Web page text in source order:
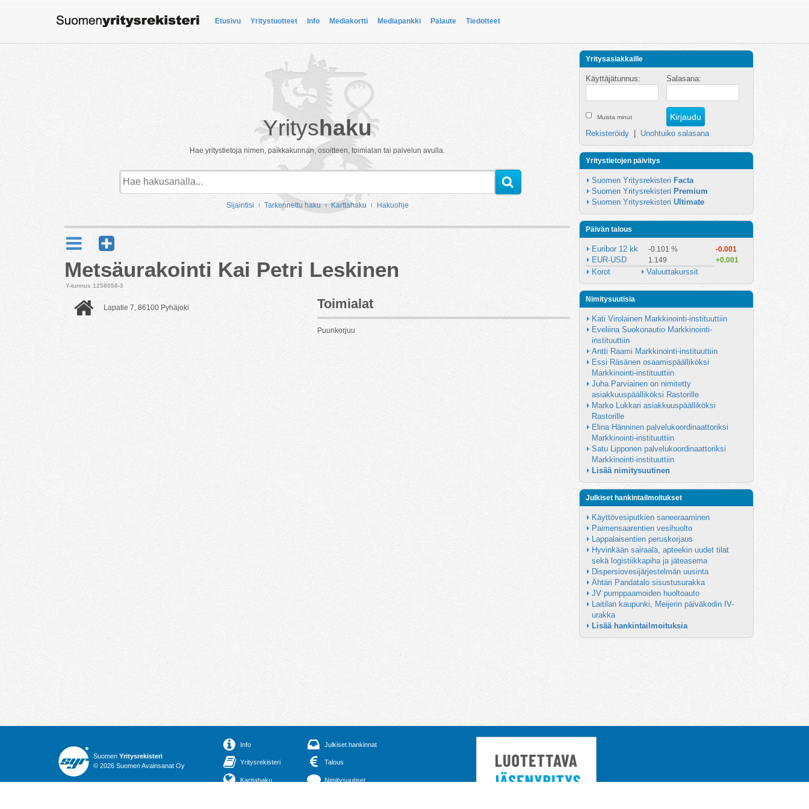
Etusivu Yritystuotteet Info Mediakortti Mediapankki Palaute Tiedotteet
Yrityshaku
Hae yritystietoja nimen, paikkakunnan, osoitteen, toimialan tai palvelun avulla.
Sijaintisi Tarkennettu haku Karttahaku Hakuohje
Metsäurakointi Kai Petri Leskinen
Y-tunnus 1258058-3
Lapatie 7, 86100 Pyhäjoki Toimialat
Puunkorjuu
Yritysasiakkaille
Käyttäjätunnus: Salasana:
Muista minut
Rekisteröidy Unohtuiko salasana
Yritystietojen päivitys
Suomen Yritysrekisteri Facta
Suomen Yritysrekisteri Premium
Suomen Yritysrekisteri Ultimate
Päivän talous
Euribor 12 kk -0.101 % -0.001
EUR-USD 1.149 +0.001
Korot Valuuttakurssit
Nimitysuutisia
Kati Virolainen Markkinointi-instituuttiin
Eveliina Suokonautio Markkinointi-
instituuttiin
Antti Raami Markkinointi-instituuttiin
Essi Räsänen osaamispäälliköksi
Markkinointi-instituuttiin
Juha Parviainen on nimitetty
asiakkuuspäälliköksi Rastorille
Marko Lukkari asiakkuuspäälliköksi
Rastorille
Elina Hänninen palvelukoordinaattoriksi
Markkinointi-instituuttiin
Satu Lipponen palvelukoordinaattoriksi
Markkinointi-instituuttiin
Lisää nimitysuutinen
Julkiset hankintailmoitukset
Käyttövesiputkien saneeraaminen
Paimensaarentien vesihuolto
Lappalaisentien peruskorjaus
Hyvinkään sairaala, apteekin uudet tilat
sekä logistiikkapiha ja jäteasema
Dispersiovesijärjestelmän uusinta
Ähtäri Pandatalo sisustusurakka
JV pumppaamoiden huoltoauto
Laitilan kaupunki, Meijerin päiväkodin IV-
urakka
Lisää hankintailmoituksia
Suomen Yritysrekisteri
© 2026 Suomen Avainsanat Oy
Info
Yritysrekisteri
Karttahaku
Julkiset hankinnat
Talous
Nimitysuutiset